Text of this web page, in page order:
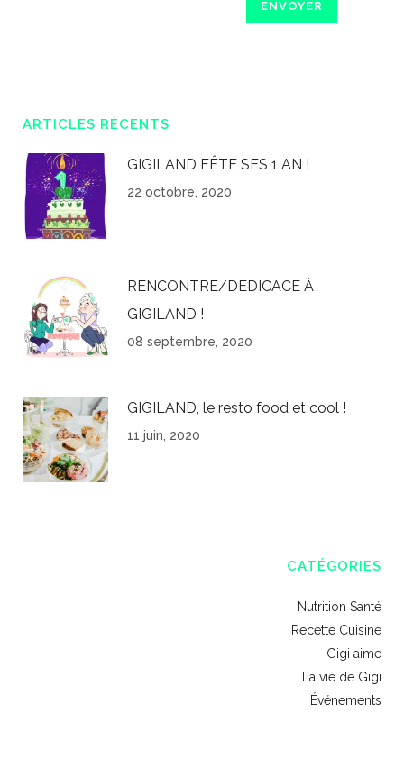
ARTICLES RÉCENTS
GIGILAND FÊTE SES 1 AN !
22 octobre, 2020
RENCONTRE/DEDICACE À
GIGILAND !
08 septembre, 2020
GIGILAND, le resto food et cool !
11 juin, 2020
CATÉGORIES
Nutrition Santé
Recette Cuisine
Gigi aime
La vie de Gigi
Événements